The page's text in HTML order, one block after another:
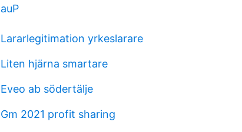
auP
Lararlegitimation yrkeslarare
Liten hjärna smartare
Eveo ab södertälje
Gm 2021 profit sharing